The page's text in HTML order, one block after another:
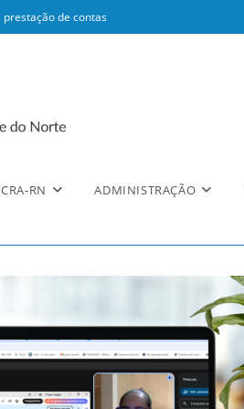
de contas
CRA-RN ADMINISTRAÇÃO